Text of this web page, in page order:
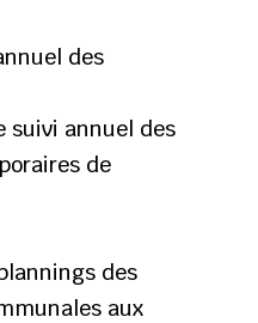
des
suivi annuel des
de
des
aux